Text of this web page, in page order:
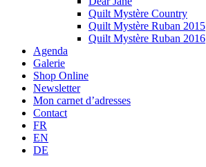
Quilt Mystère Country
Quilt Mystère Ruban 2015
Quilt Mystère Ruban 2016
Agenda
Galerie
Shop Online
Newsletter
Mon carnet d’adresses
Contact
FR
EN
DE